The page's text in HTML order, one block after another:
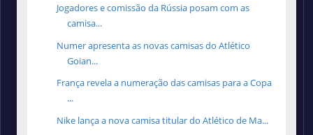
Jogadores e comissão da Rússia posam com as
camisa...
Numer apresenta as novas camisas do Atlético
Goian...
França revela a numeração das camisas para a Copa
...
Nike lança a nova camisa titular do Atlético de Ma...